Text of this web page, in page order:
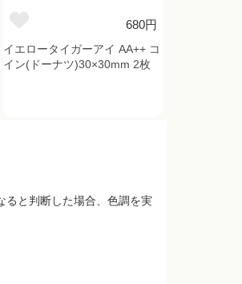
680円
イエロータイガーアイ AA++ コ
イン(ドーナツ)30×30mm 2枚
ると判断した場合、色調を実